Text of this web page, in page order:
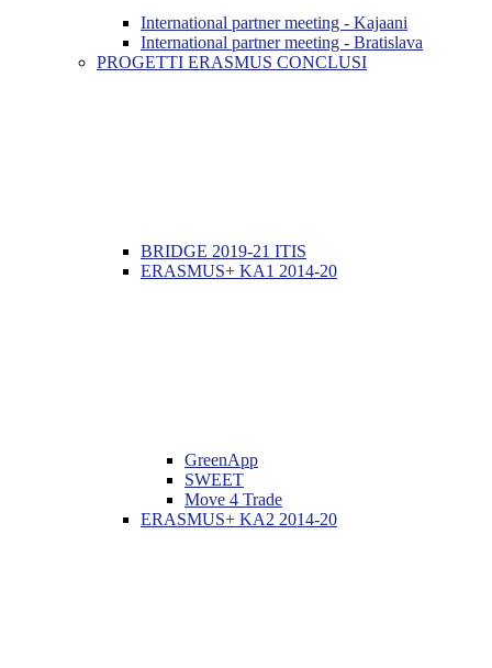
International partner meeting - Kajaani
International partner meeting - Bratislava
PROGETTI ERASMUS CONCLUSI
BRIDGE 2019-21 ITIS
ERASMUS+ KA1 2014-20
GreenApp
SWEET
Move 4 Trade
ERASMUS+ KA2 2014-20